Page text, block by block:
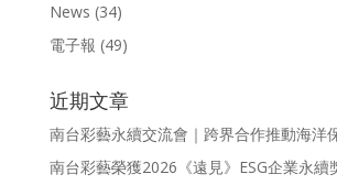
News (34)
電子報 (49)
近期文章
南台彩藝永續交流會｜跨界合作推動海洋
南台彩藝榮獲2026《遠見》ESG企業永續